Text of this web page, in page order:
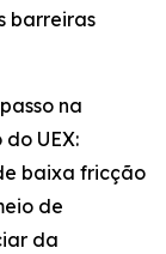
barreiras
na
UEX:
baixa fricção
de
da